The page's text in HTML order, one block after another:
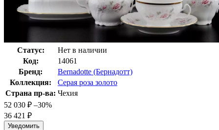
Статус:
Нет в наличии
Код:
14061
Бренд:
Bernadotte (Бернадотт)
Коллекция:
Серая роза золото
Страна пр-ва: Чехия
52 030 ₽ –30%
36 421 ₽
Уведомить